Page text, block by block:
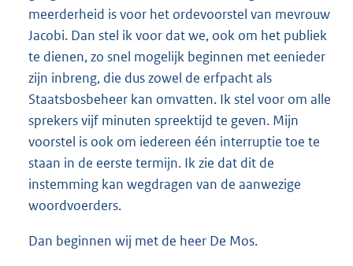
meerderheid is voor het ordevoorstel van mevrouw
Jacobi. Dan stel ik voor dat we, ook om het publiek
te dienen, zo snel mogelijk beginnen met eenieder
zijn inbreng, die dus zowel de erfpacht als
Staatsbosbeheer kan omvatten. Ik stel voor om alle
sprekers vijf minuten spreektijd te geven. Mijn
voorstel is ook om iedereen één interruptie toe te
staan in de eerste termijn. Ik zie dat dit de
instemming kan wegdragen van de aanwezige
woordvoerders.
Dan beginnen wij met de heer De Mos.